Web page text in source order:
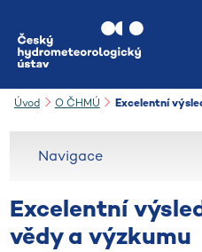
Úvod O ČHMÚ Excelentní
Excelentní
vědy a výzkumu
Navigace